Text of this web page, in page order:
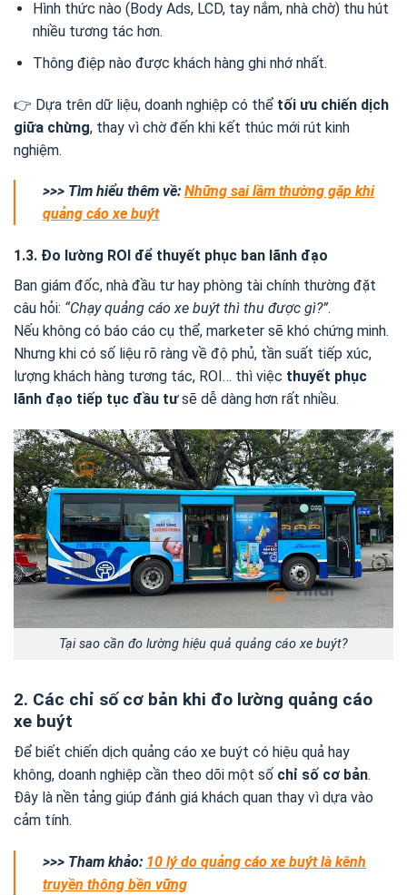
Hình thức nào (Body Ads, LCD, tay nắm, nhà chờ) thu hút
nhiều tương tác hơn.
Thông điệp nào được khách hàng ghi nhớ nhất.
👉 Dựa trên dữ liệu, doanh nghiệp có thể tối ưu chiến dịch
giữa chừng, thay vì chờ đến khi kết thúc mới rút kinh
nghiệm.
>>> Tìm hiểu thêm về: Những sai lầm thường gặp khi
quảng cáo xe buýt
1.3. Đo lường ROI để thuyết phục ban lãnh đạo
Ban giám đốc, nhà đầu tư hay phòng tài chính thường đặt
câu hỏi: “Chạy quảng cáo xe buýt thì thu được gì?”.
Nếu không có báo cáo cụ thể, marketer sẽ khó chứng minh.
Nhưng khi có số liệu rõ ràng về độ phủ, tần suất tiếp xúc,
lượng khách hàng tương tác, ROI… thì việc thuyết phục
lãnh đạo tiếp tục đầu tưsẽ dễ dàng hơn rất nhiều.
Tại sao cần đo lường hiệu quả quảng cáo xe buýt?
2. Các chỉ số cơ bản khi đo lường quảng cáo
xe buýt
Để biết chiến dịch quảng cáo xe buýt có hiệu quả hay
không, doanh nghiệp cần theo dõi một số chỉ số cơ bản.
Đây là nền tảng giúp đánh giá khách quan thay vì dựa vào
cảm tính.
>>> Tham khảo: 10 lý do quảng cáo xe buýt là kênh
truyền thông bền vững